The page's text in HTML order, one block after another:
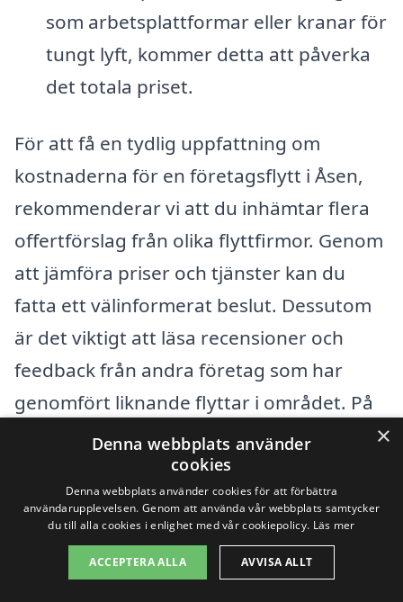
som arbetsplattformar eller kranar för
tungt lyft, kommer detta att påverka
det totala priset.
För att få en tydlig uppfattning om
kostnaderna för en företagsflytt i Åsen,
rekommenderar vi att du inhämtar flera
offertförslag från olika flyttfirmor. Genom
att jämföra priser och tjänster kan du
fatta ett välinformerat beslut. Dessutom
är det viktigt att läsa recensioner och
feedback från andra företag som har
genomfört liknande flyttar i området. På
det sättet kan du välja en pålitlig och
professionell partner för ditt företagsflytt.
Att vara väl förberedd och ha en klar bild
av vad du behöver kommer att hjälpa dig
att genomföra flytten smidigt och
×
Denna webbplats använder
cookies
Denna webbplats använder cookies för att förbättra
användarupplevelsen. Genom att använda vår webbplats samtycker
du till alla cookies i enlighet med vår cookiepolicy. Läs mer
ACCEPTERA ALLA AVVISA ALLT